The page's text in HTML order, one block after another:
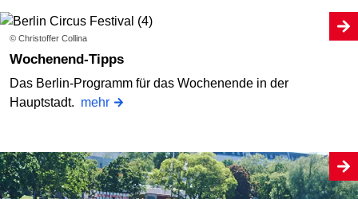
© Christoffer Collina
Wochenend-Tipps
Das Berlin-Programm für das Wochenende in der
Hauptstadt. mehr